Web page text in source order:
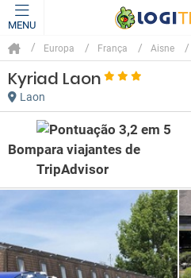
MENU
Europa França Aisne
Kyriad Laon
Laon
Bom